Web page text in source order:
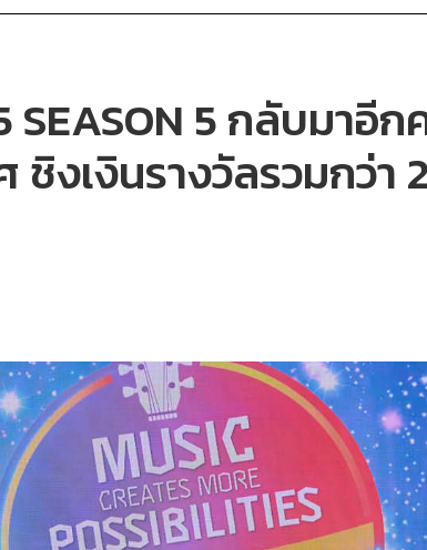
SEASON 5 กลับมาอี
งเงินรางวัลรวมกว่า